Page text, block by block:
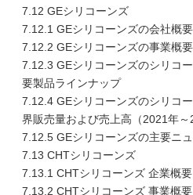
7.12 GEシリコーンズ
7.12.1 GEシリコーンズの会社概要
7.12.2 GEシリコーンズの事業概要
7.12.3 GEシリコーンズのシリコ
要製品ラインナップ
7.12.4 GEシリコーンズのシリコ
界販売量および売上高（2021年～
7.12.5 GEシリコーンズの主要ニ
7.13 CHTシリコーンズ
7.13.1 CHTシリコーンズ 企業概要
7.13.2 CHTシリコーンズ 事業概要